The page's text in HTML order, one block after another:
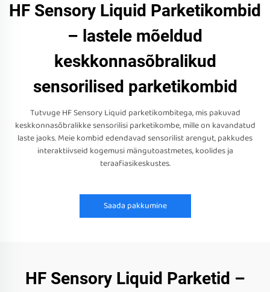
HF Sensory Liquid Parketikombid
– lastele mõeldud
keskkonnasõbralikud
sensorilised parketikombid
Tutvuge HF Sensory Liquid parketikombitega, mis pakuvad
keskkonnasõbralikke sensorilisi parketikombe, mille on kavandatud
laste jaoks. Meie kombid edendavad sensorilist arengut, pakkudes
interaktiivseid kogemusi mängutoastmetes, koolides ja
teraafiasikeskustes.
Saada pakkumine
HF Sensory Liquid Parketid –